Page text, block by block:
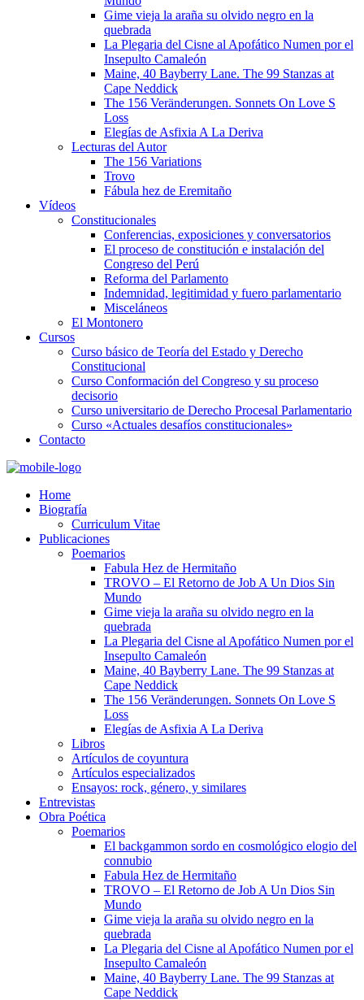
Gime vieja la araña su olvido negro en la
quebrada
La Plegaria del Cisne al Apofático Numen por el
Insepulto Camaleón
Maine, 40 Bayberry Lane. The 99 Stanzas at
Cape Neddick
The 156 Veränderungen. Sonnets On Love S
Loss
Elegías de Asfixia A La Deriva
Lecturas del Autor
The 156 Variations
Trovo
Fábula hez de Eremitaño
Vídeos
Constitucionales
Conferencias, exposiciones y conversatorios
El proceso de constitución e instalación del
Congreso del Perú
Reforma del Parlamento
Indemnidad, legitimidad y fuero parlamentario
Misceláneos
El Montonero
Cursos
Curso básico de Teoría del Estado y Derecho
Constitucional
Curso Conformación del Congreso y su proceso
decisorio
Curso universitario de Derecho Procesal Parlamentario
Curso «Actuales desafíos constitucionales»
Contacto
Home
Biografía
Curriculum Vitae​
Publicaciones
Poemarios
Fabula Hez de Hermitaño
TROVO – El Retorno de Job A Un Dios Sin
Mundo
Gime vieja la araña su olvido negro en la
quebrada
La Plegaria del Cisne al Apofático Numen por el
Insepulto Camaleón
Maine, 40 Bayberry Lane. The 99 Stanzas at
Cape Neddick
The 156 Veränderungen. Sonnets On Love S
Loss
Elegías de Asfixia A La Deriva
Libros
Artículos de coyuntura
Artículos especializados
Ensayos: rock, género, y similares
Entrevistas
Obra Poética
Poemarios
El backgammon sordo en cosmológico elogio del
connubio
Fabula Hez de Hermitaño
TROVO – El Retorno de Job A Un Dios Sin
Mundo
Gime vieja la araña su olvido negro en la
quebrada
La Plegaria del Cisne al Apofático Numen por el
Insepulto Camaleón
Maine, 40 Bayberry Lane. The 99 Stanzas at
Cape Neddick